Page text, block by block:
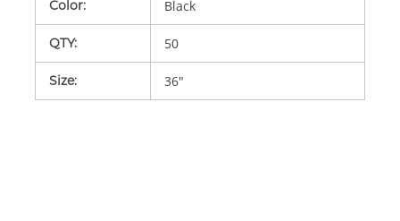
Color: Black
QTY: 50
Size: 36"